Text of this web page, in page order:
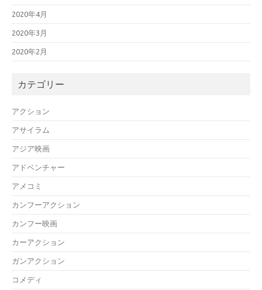
2020年4月
2020年3月
2020年2月
カテゴリー
アクション
アサイラム
アジア映画
アドベンチャー
アメコミ
カンフーアクション
カンフー映画
カーアクション
ガンアクション
コメディ